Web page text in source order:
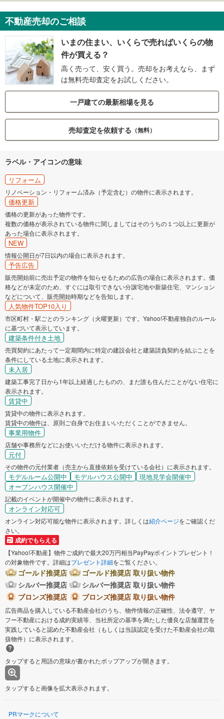
不動産売却のご相談
いまの住まい、いくらで売ればいくらの物
件が買える？
高く売って、安く買う。売却をお考えなら、まず
は無料売却査定をお試しください。
一戸建ての最新相場を見る
売却査定を依頼する （無料）
ラベル・アイコンの意味
リフォーム
リノベーション・リフォーム済み（予定含む）の物件に表示されます。
価格更新
価格の更新があった物件です。
複数の価格が表示されている物件に関しましてはそのうちの１つ以上に更新が
あった場合に表示されます。
NEW
情報公開日が7日以内の場合に表示されます。
予告広告
販売開始前に売出予定の物件を知らせるための広告の場合に表示されます。価
格などが未定のため、すぐには取引できない分譲宅地や新築住宅、マンション
などについて、販売開始時期などを告知します。
人気物件TOP10入り
市区町村・駅ごとのランキング（火曜更新）です。Yahoo!不動産独自のルール
に基づいて表示しています。
建築条件付き土地
売買契約にあたって一定期間内に特定の建設会社と建築請負契約を結ぶことを
条件にしている土地に表示されます。
未入居
建築工事完了日から1年以上経過したものの、まだ誰も住んだことがない住宅に
表示されます。
賃貸中
賃貸中の物件に表示されます。
賃貸中の物件は、原則ご自身でお住まいいただくことができません。
事業用物件
店舗や事務所などにお使いいただける物件に表示されます。
元付
その物件の元付業者（売主から直接依頼を受けている会社）に表示されます。
モデルルーム公開中 モデルハウス公開中
現地見学会開催中
オープンハウス開催中
記載のイベントが開催中の物件に表示されます。
オンライン対応可
オンライン対応可能な物件に表示されます。詳しくは紹介ページをご確認くだ
さい。
成約でもらえる
【Yahoo!不動産】物件ご成約で最大20万円相当PayPayポイントプレゼント！
の対象物件です。詳細はプレゼント詳細をご覧ください。
ゴールド推奨店
ゴールド推奨店 取り扱い物件
シルバー推奨店
シルバー推奨店 取り扱い物件
ブロンズ推奨店
ブロンズ推奨店 取り扱い物件
広告商品を購入している不動産会社のうち、物件情報の正確性、法令遵守、ヤ
フー不動産における成約実績等、当社所定の基準を満たした優良な店舗運営を
実践していると認めた不動産会社（もしくは当該認定を受けた不動産会社の取
扱物件）に表示されます。
タップすると用語の意味が書かれたポップアップが開きます。
タップすると画像を拡大表示されます。
PRマークについて